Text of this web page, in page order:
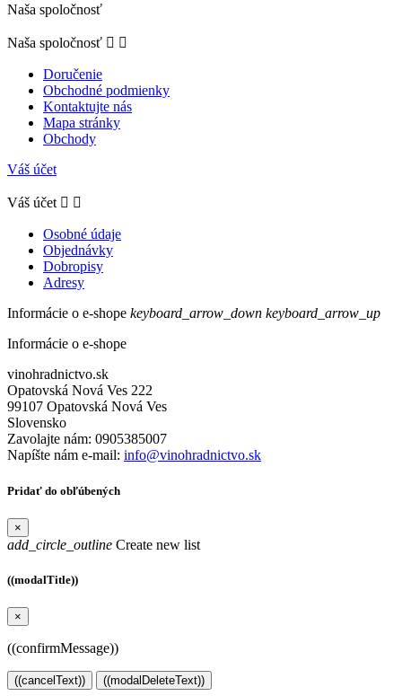
Naša spoločnosť
Naša spoločnosť  
Doručenie
Obchodné podmienky
Kontaktujte nás
Mapa stránky
Obchody
Váš účet
Váš účet  
Osobné údaje
Objednávky
Dobropisy
Adresy
Informácie o e-shope keyboard_arrow_down keyboard_arrow_up
Informácie o e-shope
vinohradnictvo.sk
Opatovská Nová Ves 222
99107 Opatovská Nová Ves
Slovensko
Zavolajte nám: 0905385007
Napíšte nám e-mail: info@vinohradnictvo.sk
Pridať do obľúbených
×
add_circle_outline Create new list
((modalTitle))
×
((confirmMessage))
((cancelText)) ((modalDeleteText))